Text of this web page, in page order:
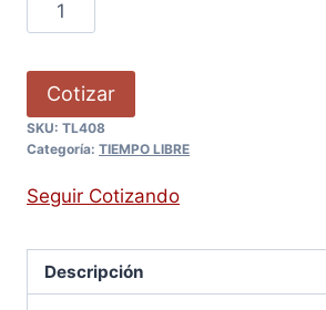
Cotizar
SKU: TL408
Categoría: TIEMPO LIBRE
Seguir Cotizando
Descripción